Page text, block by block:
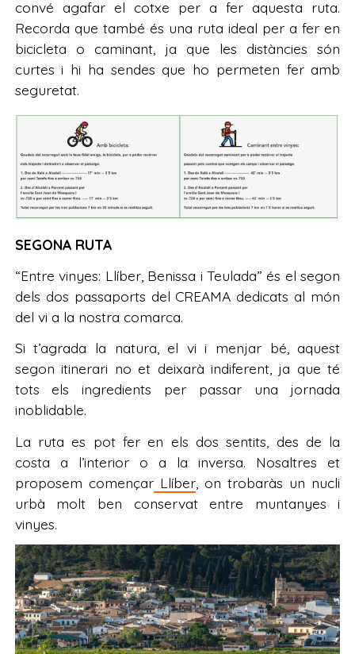
convé agafar el cotxe per a fer aquesta ruta.
Recorda que també és una ruta ideal per a fer en
bicicleta o caminant, ja que les distàncies són
curtes i hi ha sendes que ho permeten fer amb
seguretat.
SEGONA RUTA
“Entre vinyes: Llíber, Benissa i Teulada” és el segon
dels dos passaports del CREAMA dedicats al món
del vi a la nostra comarca.
Si t’agrada la natura, el vi i menjar bé, aquest
segon itinerari no et deixarà indiferent, ja que té
tots els ingredients per passar una jornada
inoblidable.
La ruta es pot fer en els dos sentits, des de la
costa a l’interior o a la inversa. Nosaltres et
proposem començarLlíber, on trobaràs un nucli
urbà molt ben conservat entre muntanyes i
vinyes.